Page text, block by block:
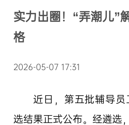
实力出圈！“弄潮儿”
格
2026-05-07 17:31
近日，第五批辅导
选结果正式公布。经遴选